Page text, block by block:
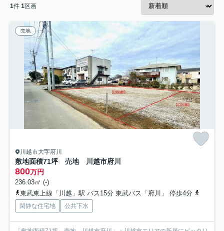
1件 1区画
売地
川越市大字府川
敷地面積71坪 売地 川越市府川
800万円
236.03㎡ (-)
東武東上線「川越」駅 バス15分 東武バス「府川」 停歩4分
閑静な住宅地 公共下水